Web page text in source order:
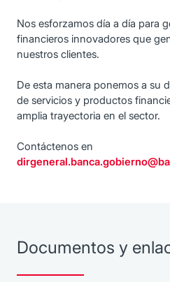
Nos esforzamos día a día para
financieros innovadores que
nuestros clientes.
De esta manera ponemos a su
de servicios y productos
amplia trayectoria en el sector.
Contáctenos en
Documentos y